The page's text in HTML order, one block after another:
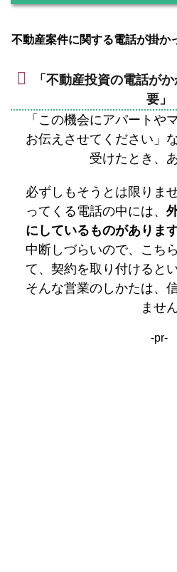
不動産案件に関する電話が掛か
「不動産投資の電話が
要」
「この機会にアパートや
お伝えさせてください」
受けたとき、
必ずしもそうとは限りま
ってくる電話の中には、
にしているものがあります
中断しづらいので、こち
て、契約を取り付けると
そんな営業のしかたは、
ません
-pr-